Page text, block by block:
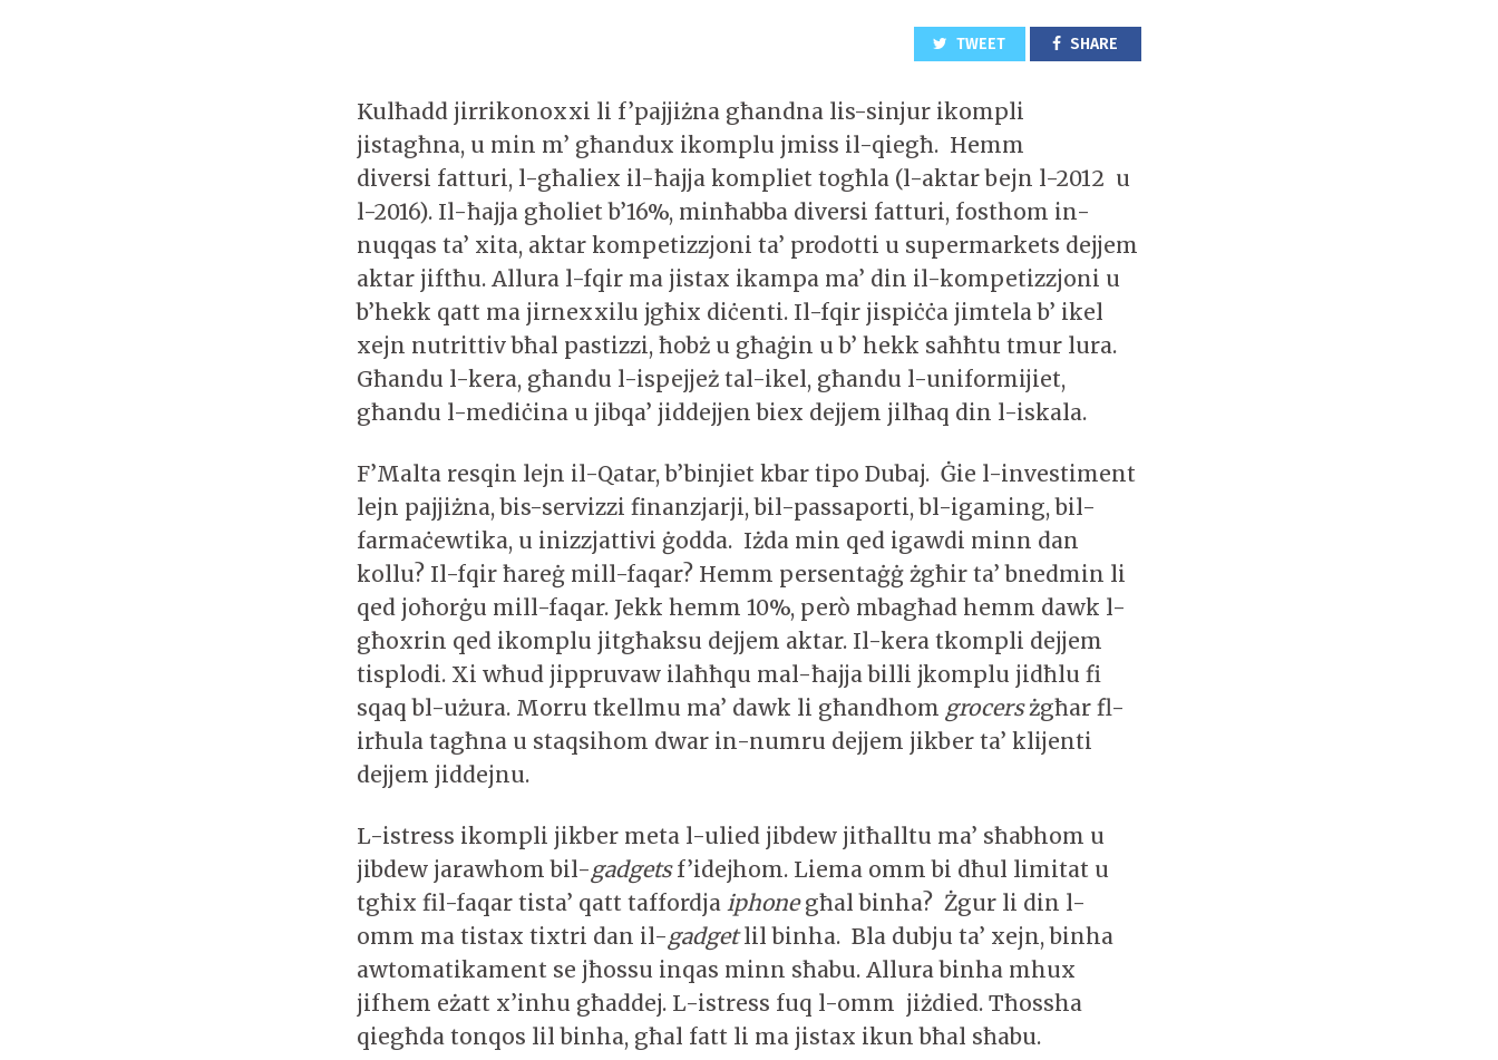
TWEET SHARE
Kulħadd jirrikonoxxi li f’pajjiżna għandna lis-sinjur ikompli
jistagħna, u min m’ għandux ikomplu jmiss il-qiegħ. Hemm
diversi fatturi, l-għaliex il-ħajja kompliet togħla (l-aktar bejn l-2012 u
l-2016). Il-ħajja għoliet b’16%, minħabba diversi fatturi, fosthom in-
nuqqas ta’ xita, aktar kompetizzjoni ta’ prodotti u supermarkets dejjem
aktar jiftħu. Allura l-fqir ma jistax ikampa ma’ din il-kompetizzjoni u
b’hekk qatt ma jirnexxilu jgħix diċenti. Il-fqir jispiċċa jimtela b’ ikel
xejn nutrittiv bħal pastizzi, ħobż u għaġin u b’ hekk saħħtu tmur lura.
Għandu l-kera, għandu l-ispejjeż tal-ikel, għandu l-uniformijiet,
għandu l-mediċina u jibqa’ jiddejjen biex dejjem jilħaq din l-iskala.
F’Malta resqin lejn il-Qatar, b’binjiet kbar tipo Dubaj. Ġie l-investiment
lejn pajjiżna, bis-servizzi finanzjarji, bil-passaporti, bl-igaming, bil-
farmaċewtika, u inizzjattivi ġodda. Iżda min qed igawdi minn dan
kollu? Il-fqir ħareġ mill-faqar? Hemm persentaġġ żgħir ta’ bnedmin li
qed joħorġu mill-faqar. Jekk hemm 10%, però mbagħad hemm dawk l-
għoxrin qed ikomplu jitgħaksu dejjem aktar. Il-kera tkompli dejjem
tisplodi. Xi wħud jippruvaw ilaħħqu mal-ħajja billi jkomplu jidħlu fi
sqaq bl-użura. Morru tkellmu ma’ dawk li għandhom grocersżgħar fl-
irħula tagħna u staqsihom dwar in-numru dejjem jikber ta’ klijenti
dejjem jiddejnu.
L-istress ikompli jikber meta l-ulied jibdew jitħalltu ma’ sħabhom u
jibdew jarawhom bil-gadgetsf’idejhom. Liema omm bi dħul limitat u
tgħix fil-faqar tista’ qatt taffordjaiphonegħal binha? Żgur li din l-
omm ma tistax tixtri dan il-gadgetlil binha. Bla dubju ta’ xejn, binha
awtomatikament se jħossu inqas minn sħabu. Allura binha mhux
jifhem eżatt x’inhu għaddej. L-istress fuq l-omm jiżdied. Tħossha
qiegħda tonqos lil binha, għal fatt li ma jistax ikun bħal sħabu.